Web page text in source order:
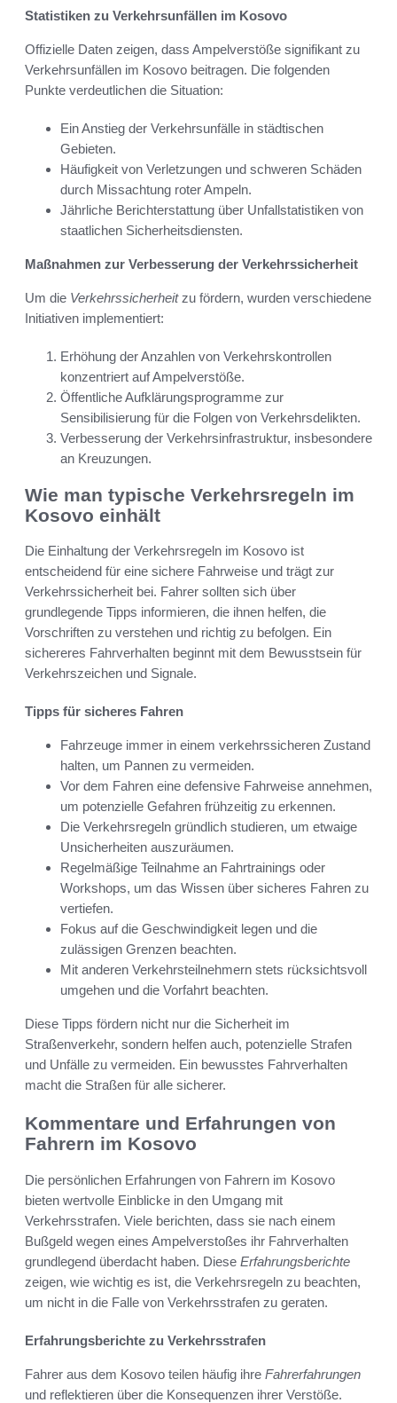
Statistiken zu Verkehrsunfällen im Kosovo
Offizielle Daten zeigen, dass Ampelverstöße signifikant zu
Verkehrsunfällen im Kosovo beitragen. Die folgenden
Punkte verdeutlichen die Situation:
Ein Anstieg der Verkehrsunfälle in städtischen
Gebieten.
Häufigkeit von Verletzungen und schweren Schäden
durch Missachtung roter Ampeln.
Jährliche Berichterstattung über Unfallstatistiken von
staatlichen Sicherheitsdiensten.
Maßnahmen zur Verbesserung der Verkehrssicherheit
Um die Verkehrssicherheitzu fördern, wurden verschiedene
Initiativen implementiert:
Erhöhung der Anzahlen von Verkehrskontrollen
konzentriert auf Ampelverstöße.
Öffentliche Aufklärungsprogramme zur
Sensibilisierung für die Folgen von Verkehrsdelikten.
Verbesserung der Verkehrsinfrastruktur, insbesondere
an Kreuzungen.
Wie man typische Verkehrsregeln im
Kosovo einhält
Die Einhaltung der Verkehrsregeln im Kosovo ist
entscheidend für eine sichere Fahrweise und trägt zur
Verkehrssicherheit bei. Fahrer sollten sich über
grundlegende Tipps informieren, die ihnen helfen, die
Vorschriften zu verstehen und richtig zu befolgen. Ein
sichereres Fahrverhalten beginnt mit dem Bewusstsein für
Verkehrszeichen und Signale.
Tipps für sicheres Fahren
Fahrzeuge immer in einem verkehrssicheren Zustand
halten, um Pannen zu vermeiden.
Vor dem Fahren eine defensive Fahrweise annehmen,
um potenzielle Gefahren frühzeitig zu erkennen.
Die Verkehrsregeln gründlich studieren, um etwaige
Unsicherheiten auszuräumen.
Regelmäßige Teilnahme an Fahrtrainings oder
Workshops, um das Wissen über sicheres Fahren zu
vertiefen.
Fokus auf die Geschwindigkeit legen und die
zulässigen Grenzen beachten.
Mit anderen Verkehrsteilnehmern stets rücksichtsvoll
umgehen und die Vorfahrt beachten.
Diese Tipps fördern nicht nur die Sicherheit im
Straßenverkehr, sondern helfen auch, potenzielle Strafen
und Unfälle zu vermeiden. Ein bewusstes Fahrverhalten
macht die Straßen für alle sicherer.
Kommentare und Erfahrungen von
Fahrern im Kosovo
Die persönlichen Erfahrungen von Fahrern im Kosovo
bieten wertvolle Einblicke in den Umgang mit
Verkehrsstrafen. Viele berichten, dass sie nach einem
Bußgeld wegen eines Ampelverstoßes ihr Fahrverhalten
grundlegend überdacht haben. Diese Erfahrungsberichte
zeigen, wie wichtig es ist, die Verkehrsregeln zu beachten,
um nicht in die Falle von Verkehrsstrafen zu geraten.
Erfahrungsberichte zu Verkehrsstrafen
Fahrer aus dem Kosovo teilen häufig ihre Fahrerfahrungen
und reflektieren über die Konsequenzen ihrer Verstöße.